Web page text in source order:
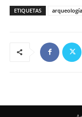
ETIQUETAS arqueología